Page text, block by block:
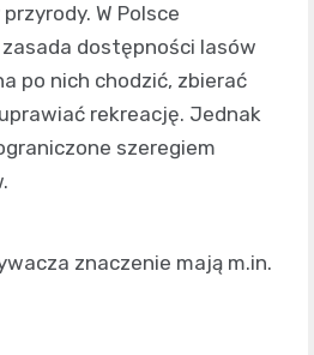
W Polsce
dostępności lasów
po nich chodzić, zbierać
rekreację. Jednak
szeregiem
znaczenie mają m.in.